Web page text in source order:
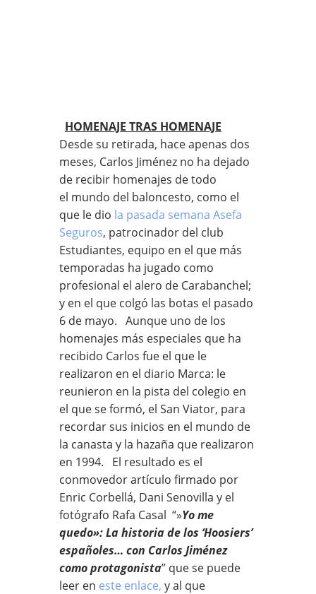
HOMENAJE TRAS HOMENAJE
Desde su retirada, hace apenas dos
meses, Carlos Jiménez no ha dejado
de recibir homenajes de todo
el mundo del baloncesto, como el
que le dio la pasada semana Asefa
Seguros, patrocinador del club
Estudiantes, equipo en el que más
temporadas ha jugado como
profesional el alero de Carabanchel;
y en el que colgó las botas el pasado
6 de mayo. Aunque uno de los
homenajes más especiales que ha
recibido Carlos fue el que le
realizaron en el diario Marca: le
reunieron en la pista del colegio en
el que se formó, el San Viator, para
recordar sus inicios en el mundo de
la canasta y la hazaña que realizaron
en 1994. El resultado es el
conmovedor artículo firmado por
Enric Corbellá, Dani Senovilla y el
fotógrafo Rafa Casal “»Yo me
quedo»: La historia de los ‘Hoosiers’
españoles… con Carlos Jiménez
como protagonista” que se puede
leer en este enlace, y al que